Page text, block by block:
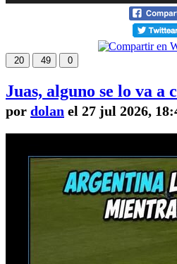
20 49 0
Juas, alguno se lo va a
por dolan el 27 jul 2026,